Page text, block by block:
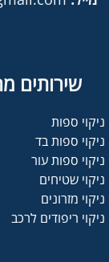
שירותים
ניקוי ספות
ניקוי ספות בד
ניקוי ספות עור
ניקוי שטיחים
ניקוי מזרונים
ניקוי ריפודים לרכב